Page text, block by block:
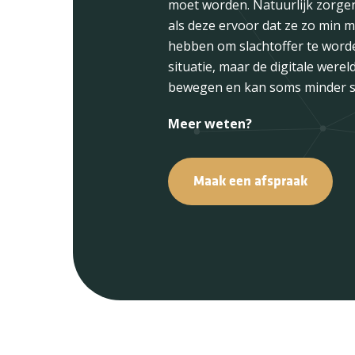
moet worden. Natuurlijk
als deze ervoor dat ze zo min
hebben om slachtoffer te
situatie, maar de digitale
bewegen en kan soms minder
Meer weten?
Maak een afspraak
communiceren met de
factor in het overschakelen
waarin de handelingen weer
kunnen komen. Zij zorgen
overzichtelijke structuur die
voor efficiëntie en